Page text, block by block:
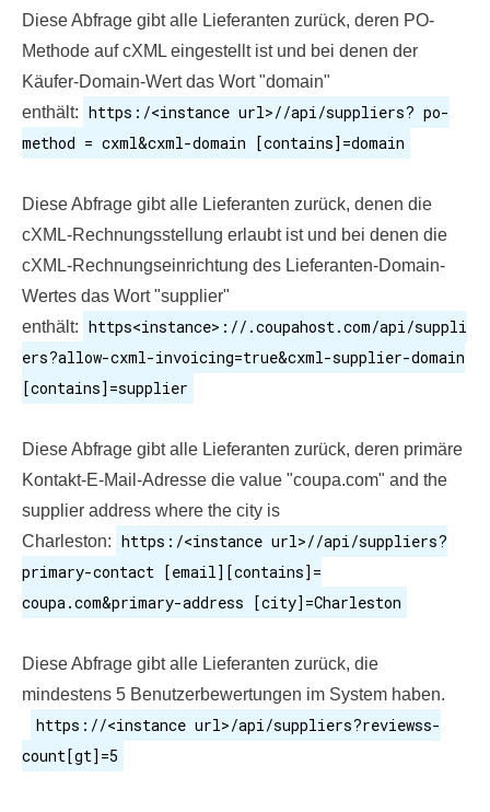
Diese Abfrage gibt alle Lieferanten zurück, deren PO-
Methode auf cXML eingestellt ist und bei denen der
Käufer-Domain-Wert das Wort "domain"
enthält: https:/<instance url>//api/suppliers? po-
method = cxml&cxml-domain [contains]=domain
Diese Abfrage gibt alle Lieferanten zurück, denen die
cXML-Rechnungsstellung erlaubt ist und bei denen die
cXML-Rechnungseinrichtung des Lieferanten-Domain-
Wertes das Wort "supplier"
enthält: https<instance>://.coupahost.com/api/suppli
ers?allow-cxml-invoicing=true&cxml-supplier-domain
[contains]=supplier
Diese Abfrage gibt alle Lieferanten zurück, deren primäre
Kontakt-E-Mail-Adresse die value "coupa.com" and the
supplier address where the city is
Charleston: https:/<instance url>//api/suppliers?
primary-contact [email][contains]=
coupa.com&primary-address [city]=Charleston
Diese Abfrage gibt alle Lieferanten zurück, die
mindestens 5 Benutzerbewertungen im System haben.
https://<instance url>/api/suppliers?reviewss-
count[gt]=5